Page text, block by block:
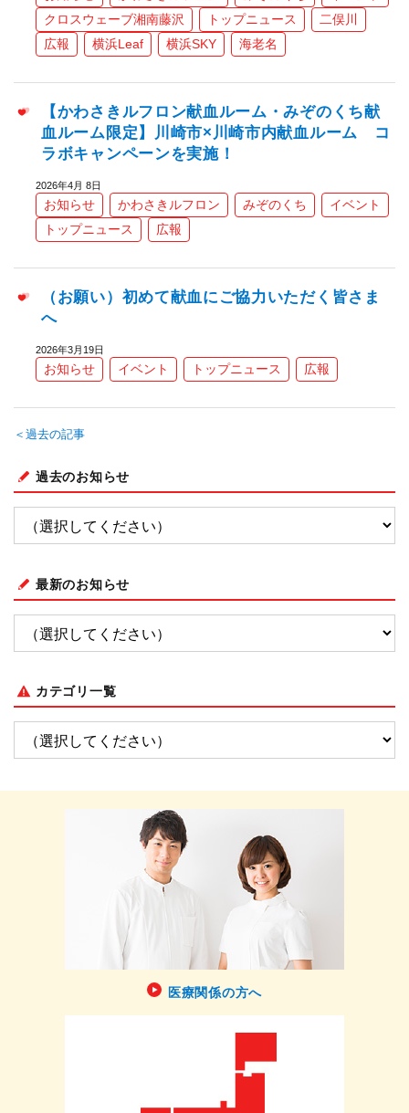
クロスウェーブ湘南藤沢
トップニュース
二俣川
広報
横浜Leaf 横浜SKY 海老名
【かわさきルフロン献血ルーム・みぞのくち献
血ルーム限定】川崎市×川崎市内献血ルーム コ
ラボキャンペーンを実施！
2026年4月 8日
お知らせ かわさきルフロン みぞのくち
イベント
トップニュース
広報
（お願い）初めて献血にご協力いただく皆さま
へ
2026年3月19日
お知らせ イベント トップニュース 広報
＜過去の記事
過去のお知らせ
最新のお知らせ
カテゴリ一覧
医療関係の方へ